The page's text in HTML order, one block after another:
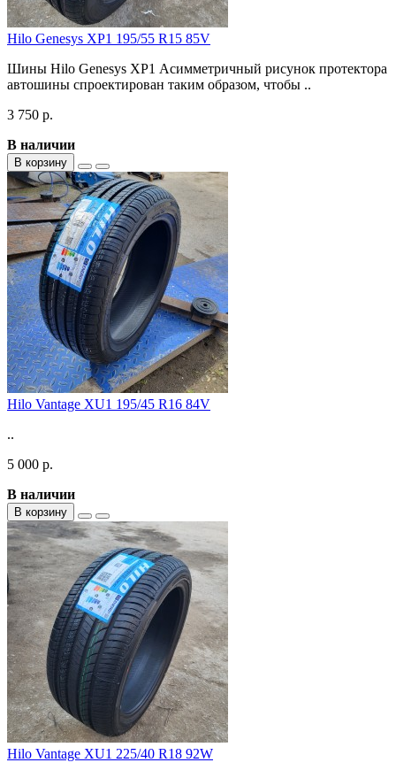
Hilo Genesys XP1 195/55 R15 85V
Шины Hilo Genesys XP1 Асимметричный рисунок протектора
автошины спроектирован таким образом, чтобы ..
3 750 р.
В наличии
В корзину
Hilo Vantage XU1 195/45 R16 84V
..
5 000 р.
В наличии
В корзину
Hilo Vantage XU1 225/40 R18 92W